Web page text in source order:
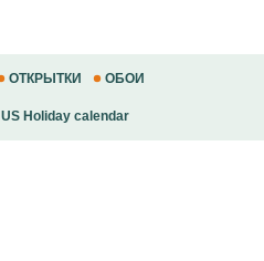
ОТКРЫТКИ ОБОИ
US Holiday calendar